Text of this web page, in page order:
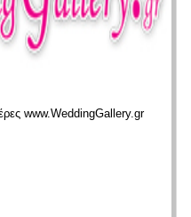
www.WeddingGallery.gr